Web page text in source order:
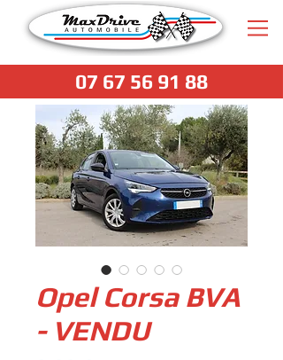
07 67 56 91 88
Opel Corsa BVA
- VENDU